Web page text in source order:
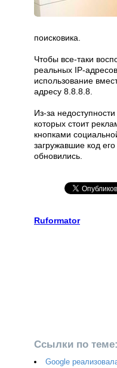
поисковика.
Чтобы все-таки
реальных IP-
использование
адресу 8.8.8.8.
Из-за
которых стоит
кнопками
загружавшие код
обновились.
Ruformator
Ссылки по теме:
Google